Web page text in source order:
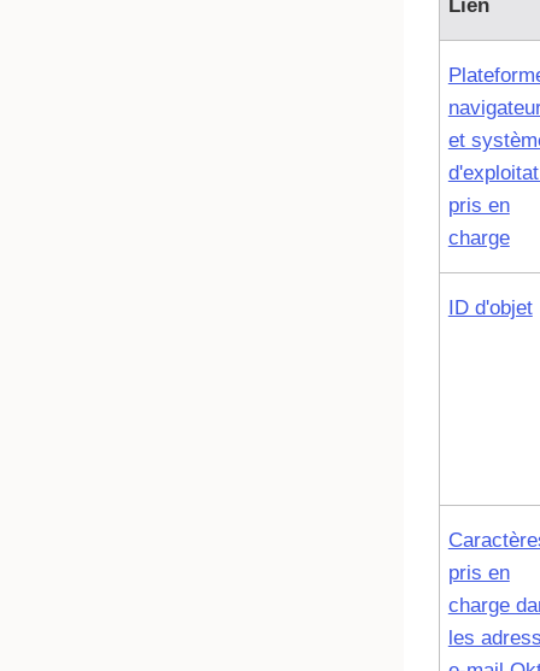
Lien
et
pris en
charge
ID d'objet
pris en
charge
les